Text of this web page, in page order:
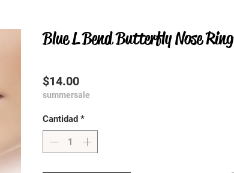
Blue L Bend Butterfly Nose Ring
$14.00Precio
summersale
Cantidad *